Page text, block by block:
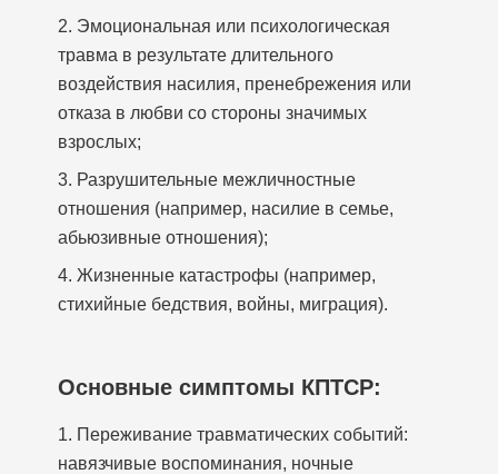
Основные симптомы КПТСР:
1. Переживание травматических событий:
навязчивые воспоминания, ночные
2. Эмоциональная или психологическая
травма в результате длительного
воздействия насилия, пренебрежения или
отказа в любви со стороны значимых
взрослых;
4. Жизненные катастрофы (например,
стихийные бедствия, войны, миграция).
3. Разрушительные межличностные
отношения (например, насилие в семье,
абьюзивные отношения);